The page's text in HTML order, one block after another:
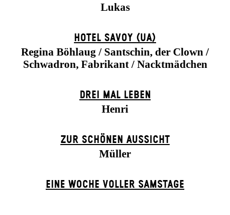
Lukas
HOTEL SAVOY (UA)
Regina Böhlaug / Santschin, der Clown /
Schwadron, Fabrikant / Nacktmädchen
DREI MAL LEBEN
Henri
ZUR SCHÖNEN AUSSICHT
Müller
EINE WOCHE VOLLER SAMSTAGE